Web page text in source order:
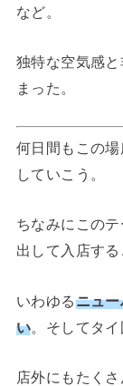
など。
独特な空気感
まった。
何日間もこの
していこう。
ちなみにこの
出して入店す
いわゆるニュ
い 。そしてタ
店外にもたく